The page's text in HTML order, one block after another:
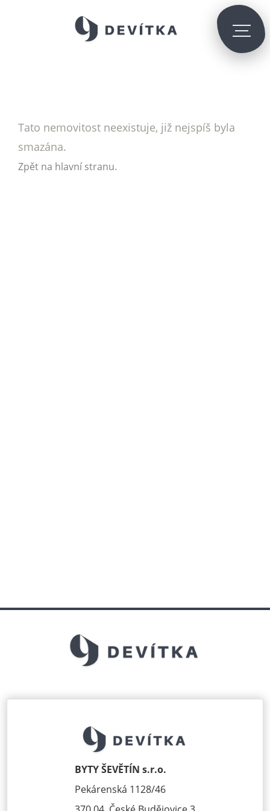
Tato nemovitost neexistuje, již nejspíš byla
smazána.
Zpět na hlavní stranu.
BYTY ŠEVĚTÍN s.r.o.
Pekárenská 1128/46